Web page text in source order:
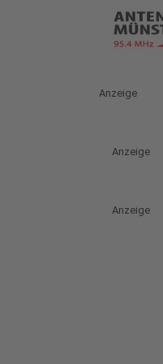
Anzeige
Anzeige
Anzeige